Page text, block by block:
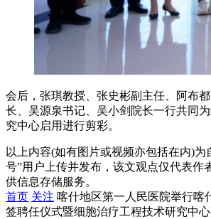
会后，张琪教授、张史彬副主任、阿布
长、吴源泉书记、吴小剑院长一行共同
究中心启用进行剪彩。
以上内容(如有图片或视频亦包括在内)为
号”用户上传并发布，该文观点仅代表作
供信息存储服务。
首页 关注 喀什地区第一人民医院举行喀
签聘任仪式暨细胞治疗工程技术研究中